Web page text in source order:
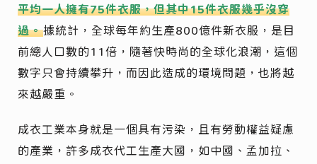
平均一人擁有75件衣服，但其中15件衣服幾乎沒穿
過。據統計，全球每年約生產800億件新衣服，是目
前總人口數的11倍，隨著快時尚的全球化浪潮，這個
數字只會持續攀升，而因此造成的環境問題，也將越
來越嚴重。
成衣工業本身就是一個具有污染，且有勞動權益疑慮
的產業，許多成衣代工生產大國，如中國、孟加拉、